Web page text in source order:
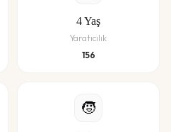
4Yaş
Yaratıcılık
156
🧒